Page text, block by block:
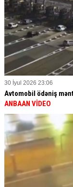
30 İyul 2026 23:06
Avtomobil ödəniş
ANBAAN VİDEO